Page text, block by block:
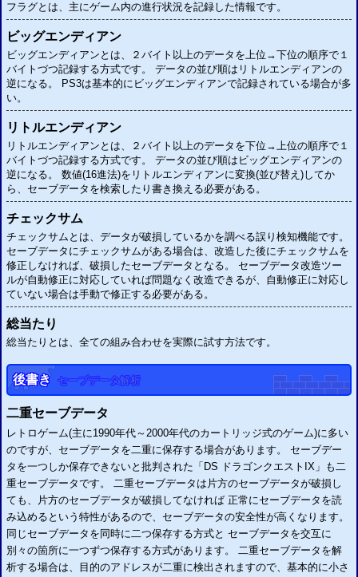
フラグとは、主にゲーム内の進行状況を記録した情報です。
ビッグエンディアン
ビッグエンディアンとは、２バイト以上のデータを上位→下位の順序で１
バイトづつ記録する方式です。 データの並び順はリトルエンディアンの
逆になる。
PS3は基本的にビッグエンディアンで記録されている場合が多
い。
リトルエンディアン
リトルエンディアンとは、２バイト以上のデータを下位→上位の順序で１
バイトづつ記録する方式です。 データの並び順はビッグエンディアンの
逆になる。 数値(16進法)をリトルエンディアンに変換(並び替え)してか
ら、セーブデータを検索したり書き換える必要がある。
チェックサム
チェックサムとは、データが破損しているかを調べる誤り検知機能です。
セーブデータにチェックサムがある場合は、改造した後にチェックサムを
修正しなければ、破損したセーブデータとなる。 セーブデータ改造ツー
ルが自動修正に対応していれば問題なく改造できるが、自動修正に対応し
ていない場合は手動で修正する必要がある。
総当たり
総当たりとは、全ての組み合わせを実際に試す方法です。
後書き セーブデータ解析
二重セーブデータ
レトロゲーム(主に1990年代～2000年代のカートリッジ式のゲーム)に多い
のですが、セーブデータを二重に保存する場合があります。 セーブデー
タを一つしか保存できないと批判された「DS ドラゴンクエストIX」も二
重セーブデータです。 二重セーブデータは片方のセーブデータが破損し
ても、片方のセーブデータが破損してなければ 正常にセーブデータを読
み込めるという特性があるので、セーブデータの安全性が高くなります。
同じセーブデータを同時に二つ保存する方式と セーブデータを交互に
別々の箇所に一つずつ保存する方式があります。 二重セーブデータを解
析する場合は、目的のアドレスが二重に検出されますので、基本的に小さ